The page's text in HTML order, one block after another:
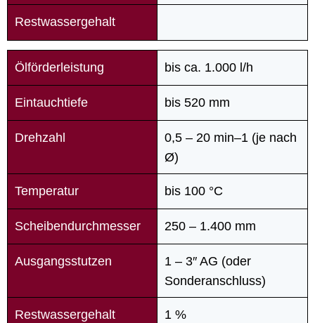
Restwassergehalt
Ölförderleistung
Eintauchtiefe
Drehzahl
Temperatur
Scheibendurchmesser
Ausgangsstutzen
Restwassergehalt
bis ca. 1.000 l/h
bis 520 mm
0,5 – 20 min–1 (je nach
Ø)
bis 100 °C
250 – 1.400 mm
1 – 3″ AG (oder
Sonderanschluss)
1 %